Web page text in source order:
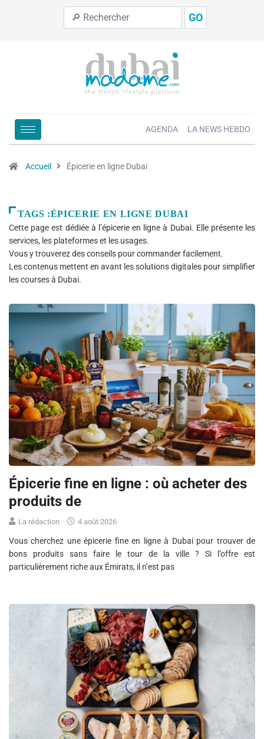
GO
AGENDA LA NEWS HEBDO
Accueil Épicerie en ligne Dubai
TAGS :ÉPICERIE EN LIGNE DUBAI
Cette page est dédiée à l’épicerie en ligne à Dubai. Elle présente les
services, les plateformes et les usages.
Vous y trouverez des conseils pour commander facilement.
Les contenus mettent en avant les solutions digitales pour simplifier
les courses à Dubai.
Épicerie fine en ligne : où acheter des
produits de
La rédaction 4 août 2026
Vous cherchez une épicerie fine en ligne à Dubai pour trouver de
bons produits sans faire le tour de la ville ? Si l’offre est
particulièrement riche aux Émirats, il n’est pas